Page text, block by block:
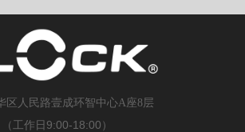
区人民路壹成环智中心A座8层
（工作日9:00-18:00）